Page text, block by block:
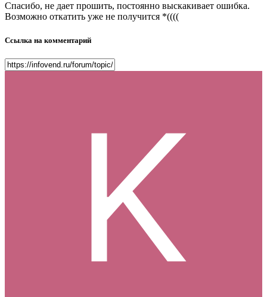
Спасибо, не дает прошить, постоянно выскакивает ошибка.
Возможно откатить уже не получится *((((
Ссылка на комментарий